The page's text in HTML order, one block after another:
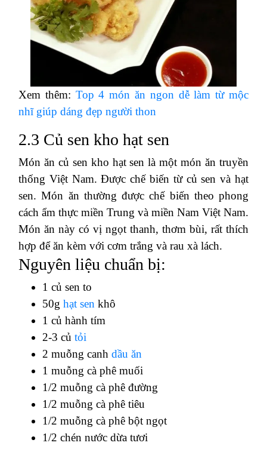
Xem thêm: Top 4 món ăn ngon dễ làm từ mộc
nhĩ giúp dáng đẹp người thon
2.3 Củ sen kho hạt sen
Món ăn củ sen kho hạt sen là một món ăn truyền
thống Việt Nam. Được chế biến từ củ sen và hạt
sen. Món ăn thường được chế biến theo phong
cách ẩm thực miền Trung và miền Nam Việt Nam.
Món ăn này có vị ngọt thanh, thơm bùi, rất thích
hợp để ăn kèm với cơm trắng và rau xà lách.
Nguyên liệu chuẩn bị:
1 củ sen to
50g hạt sen khô
1 củ hành tím
2-3 củ tỏi
2 muỗng canh dầu ăn
1 muỗng cà phê muối
1/2 muỗng cà phê đường
1/2 muỗng cà phê tiêu
1/2 muỗng cà phê bột ngọt
1/2 chén nước dừa tươi